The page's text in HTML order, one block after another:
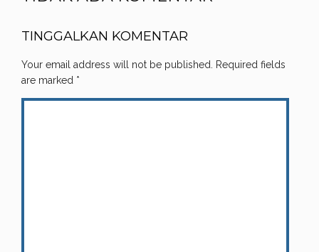
TINGGALKAN KOMENTAR
Your email address will not be published.
Required fields
are marked *